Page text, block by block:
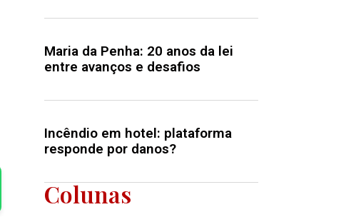
Maria da Penha: 20 anos da lei
entre avanços e desafios
Incêndio em hotel: plataforma
responde por danos?
Colunas